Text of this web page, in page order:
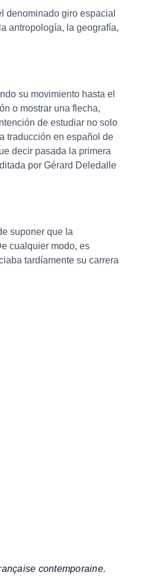
denominado giro espacial
antropología, la geografía,
su movimiento hasta el
o mostrar una flecha,
de estudiar no solo
traducción en español de
decir pasada la primera
por Gérard Deledalle
suponer que la
cualquier modo, es
tardíamente su carrera
contemporaine.